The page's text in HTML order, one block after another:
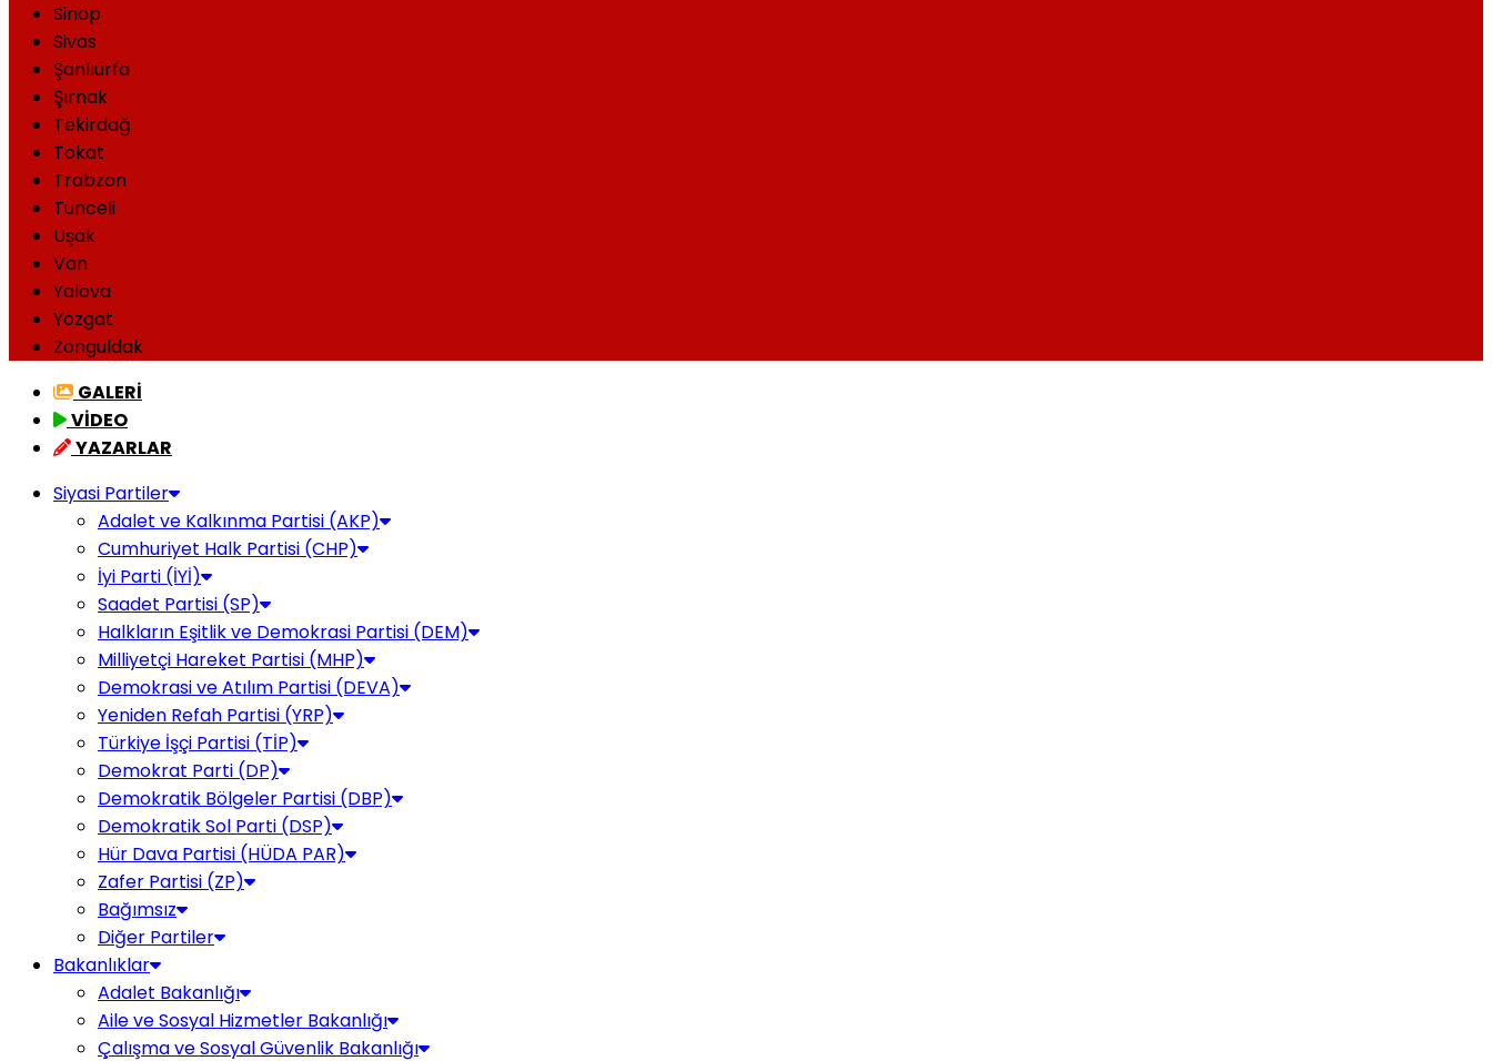
Sinop
Sivas
Şanlıurfa
Şırnak
Tekirdağ
Tokat
Trabzon
Tunceli
Uşak
Van
Yalova
Yozgat
Zonguldak
GALERİ
VİDEO
YAZARLAR
Siyasi Partiler
Adalet ve Kalkınma Partisi (AKP)
Cumhuriyet Halk Partisi (CHP)
İyi Parti (İYİ)
Saadet Partisi (SP)
Halkların Eşitlik ve Demokrasi Partisi (DEM)
Milliyetçi Hareket Partisi (MHP)
Demokrasi ve Atılım Partisi (DEVA)
Yeniden Refah Partisi (YRP)
Türkiye İşçi Partisi (TİP)
Demokrat Parti (DP)
Demokratik Bölgeler Partisi (DBP)
Demokratik Sol Parti (DSP)
Hür Dava Partisi (HÜDA PAR)
Zafer Partisi (ZP)
Bağımsız
Diğer Partiler
Bakanlıklar
Adalet Bakanlığı
Aile ve Sosyal Hizmetler Bakanlığı
Çalışma ve Sosyal Güvenlik Bakanlığı